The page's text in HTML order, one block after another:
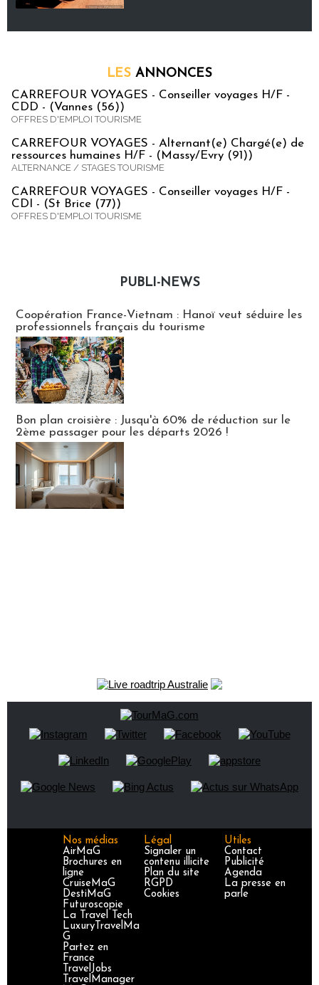
LES ANNONCES
CARREFOUR VOYAGES - Conseiller voyages H/F -
CDD - (Vannes (56))
OFFRES D'EMPLOI TOURISME
CARREFOUR VOYAGES - Alternant(e) Chargé(e) de
ressources humaines H/F - (Massy/Evry (91))
ALTERNANCE / STAGES TOURISME
CARREFOUR VOYAGES - Conseiller voyages H/F -
CDI - (St Brice (77))
OFFRES D'EMPLOI TOURISME
PUBLI-NEWS
Coopération France-Vietnam : Hanoï veut séduire les
professionnels français du tourisme
Bon plan croisière : Jusqu'à 60% de réduction sur le
2ème passager pour les départs 2026 !
Nos médias
AirMaG
Brochures en
ligne
CruiseMaG
DestiMaG
Futuroscopie
La Travel Tech
LuxuryTravelMa
G
Partez en
France
TravelJobs
TravelManager
Légal
Signaler un
contenu illicite
Plan du site
RGPD
Cookies
Utiles
Contact
Publicité
Agenda
La presse en
parle